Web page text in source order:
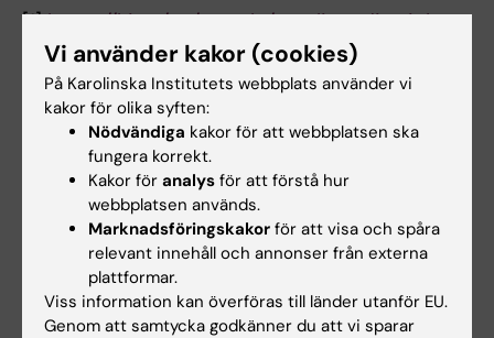
[1]https://ki.se/en/people/caroline-dietrich
Länkar:
Forskningsområden:
Cancer och onkologi
Epidemiologi
Medicinsk biostatistik
Är du Caroline Dietrich?
Redigera din profil
Vi använder kakor (cookies)
På Karolinska Institutets webbplats använder vi
kakor för olika syften:
Nödvändiga kakor för att webbplatsen ska
fungera korrekt.
Kakor för analys för att förstå hur
webbplatsen används.
Marknadsföringskakor för att visa och spåra
relevant innehåll och annonser från externa
plattformar.
Viss information kan överföras till länder utanför EU.
Genom att samtycka godkänner du att vi sparar